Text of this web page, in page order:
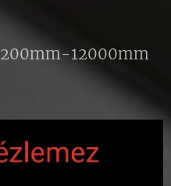
12000mm